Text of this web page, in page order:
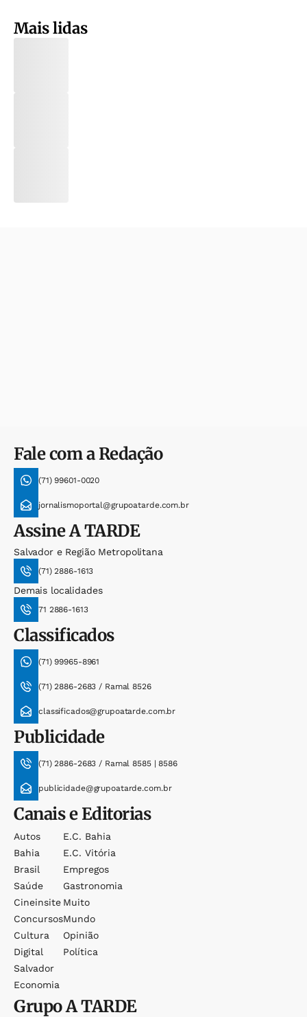
Mais lidas
Fale com a Redação
(71) 99601-0020
jornalismoportal@grupoatarde.com.br
AssineA TARDE
Salvador e Região Metropolitana
(71) 2886-1613
Demais localidades
71 2886-1613
Classificados
(71) 99965-8961
(71) 2886-2683 / Ramal 8526
classificados@grupoatarde.com.br
Publicidade
(71) 2886-2683 / Ramal 8585 | 8586
publicidade@grupoatarde.com.br
Canais e Editorias
Autos
Bahia
Brasil
Saúde
Cineinsite
Concursos
Cultura
Digital
Salvador
Economia
E.c. Bahia
E.c. Vitória
Empregos
Gastronomia
Muito
Mundo
Opinião
Política
GrupoA TARDE